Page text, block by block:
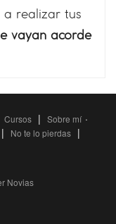
realizar tus
vayan acorde
Cursos | Sobre mí ·
| No te lo pierdas |
Novias